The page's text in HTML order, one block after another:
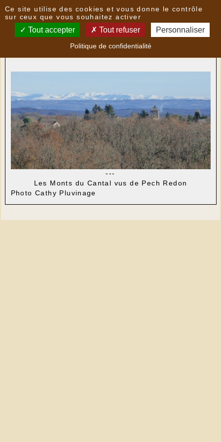
Nouvelles
Les Monts du Cantal enneigés - le18/12/2021
---
Les Monts du Cantal vus de Pech Redon
Photo Cathy Pluvinage
Ce site utilise des cookies et vous donne le contrôle
sur ceux que vous souhaitez activer
Tout accepter Tout refuser Personnaliser
Politique de confidentialité